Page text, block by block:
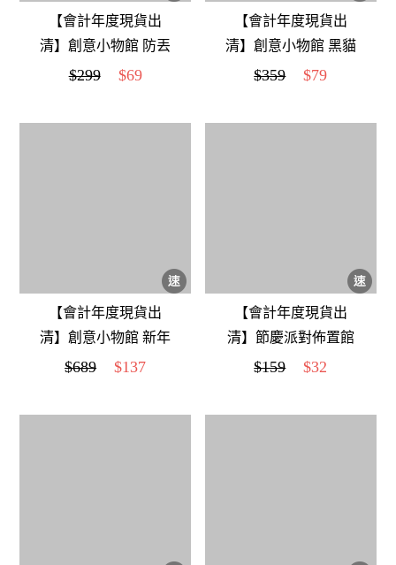
【會計年度現貨出
清】創意小物館 防丟
鈕扣定位器
$299 $69
【會計年度現貨出
清】創意小物館 黑貓
咪單肩斜背胸包 灰色
$359 $79
【會計年度現貨出
清】創意小物館 新年
爆竹20孔煙火泡泡機
$689 $137
【會計年度現貨出
清】節慶派對佈置館
生日派對拍照面具 蛋
$159 $32